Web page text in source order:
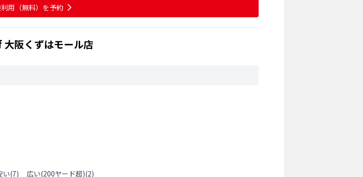
用（無料）を予約
阪くずはモール店
い(7) 広い(200ヤード超)(2)